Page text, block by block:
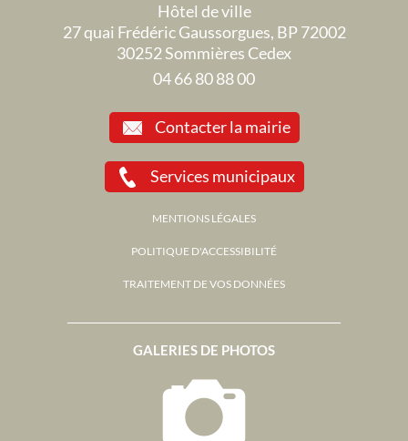
GALERIES DE PHOTOS
Hôtel de ville
27 quai Frédéric Gaussorgues, BP 72002
30252 Sommières Cedex
04 66 80 88 00
Contacter la mairie
Services municipaux
MENTIONS LÉGALES
POLITIQUE D'ACCESSIBILITÉ
TRAITEMENT DE VOS DONNÉES